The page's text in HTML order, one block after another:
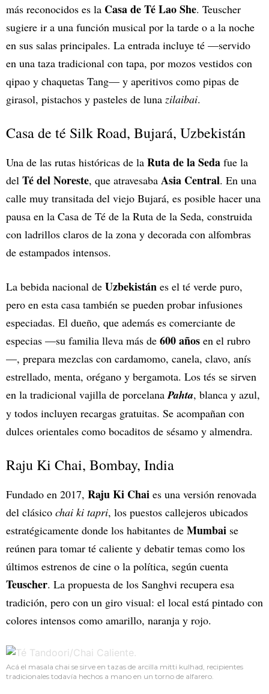
más reconocidos es la Casa de Té Lao She. Teuscher
sugiere ir a una función musical por la tarde o a la noche
en sus salas principales. La entrada incluye té —servido
en una taza tradicional con tapa, por mozos vestidos con
qipao y chaquetas Tang— y aperitivos como pipas de
girasol, pistachos y pasteles de luna zilaibai.
Casa de té Silk Road, Bujará, Uzbekistán
Una de las rutas históricas de la Ruta de la Seda fue la
del Té del Noreste, que atravesaba Asia Central. En una
calle muy transitada del viejo Bujará, es posible hacer una
pausa en la Casa de Té de la Ruta de la Seda, construida
con ladrillos claros de la zona y decorada con alfombras
de estampados intensos.
La bebida nacional de Uzbekistán es el té verde puro,
pero en esta casa también se pueden probar infusiones
especiadas. El dueño, que además es comerciante de
especias —su familia lleva más de 600años en el rubro
—, prepara mezclas con cardamomo, canela, clavo, anís
estrellado, menta, orégano y bergamota. Los tés se sirven
en la tradicional vajilla de porcelanaPahta, blanca y azul,
y todos incluyen recargas gratuitas. Se acompañan con
dulces orientales como bocaditos de sésamo y almendra.
Raju Ki Chai, Bombay, India
Fundado en 2017, Raju Ki Chai es una versión renovada
del clásico chai ki tapri, los puestos callejeros ubicados
estratégicamente donde los habitantes de Mumbai se
reúnen para tomar té caliente y debatir temas como los
últimos estrenos de cine o la política, según cuenta
Teuscher. La propuesta de los Sanghvi recupera esa
tradición, pero con un giro visual: el local está pintado con
colores intensos como amarillo, naranja y rojo.
Acá el masala chai se sirve en tazas de arcilla mitti kulhad, recipientes
tradicionales todavía hechos a mano en un torno de alfarero.